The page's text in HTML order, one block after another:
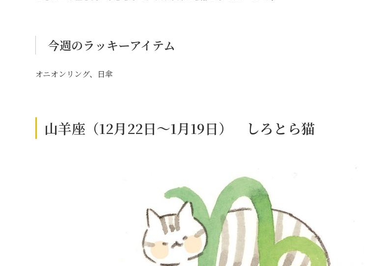
今週のラッキーアイテム
オニオンリング、日傘
山羊座（12月22日～1月19日） しろとら猫